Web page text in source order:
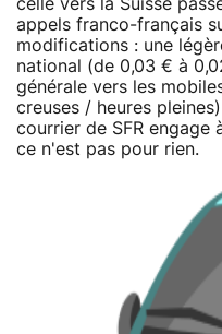
celle vers la Suisse
appels franco-français
modifications : une
national (de 0,03 € à
générale vers les
creuses / heures
courrier de SFR
ce n'est pas pour rien.